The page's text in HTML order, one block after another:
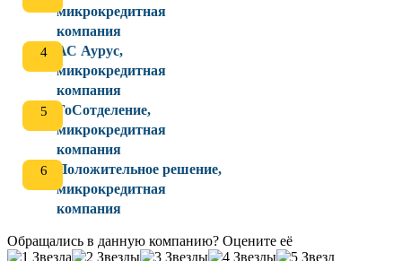
микрокредитная
компания
АС Аурус,
микрокредитная
компания
ГоСотделение,
микрокредитная
компания
Положительное решение,
микрокредитная
компания
Обращались в данную компанию? Оцените её